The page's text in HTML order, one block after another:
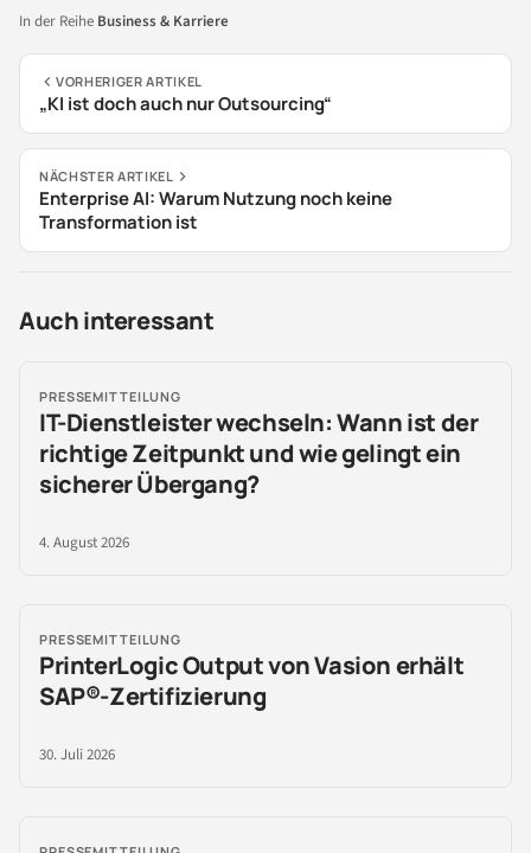
In der Reihe Business & Karriere
VORHERIGER ARTIKEL
„KI ist doch auch nur Outsourcing“
NÄCHSTER ARTIKEL
Enterprise AI: Warum Nutzung noch keine
Transformation ist
Auch interessant
PRESSEMITTEILUNG
IT-Dienstleister wechseln: Wann ist der
richtige Zeitpunkt und wie gelingt ein
sicherer Übergang?
4. August 2026
PRESSEMITTEILUNG
PrinterLogic Output von Vasion erhält
SAP®-Zertifizierung
30. Juli 2026